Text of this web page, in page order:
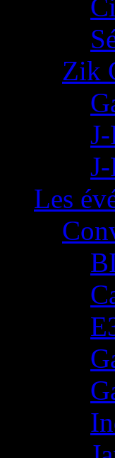
Zik
Les